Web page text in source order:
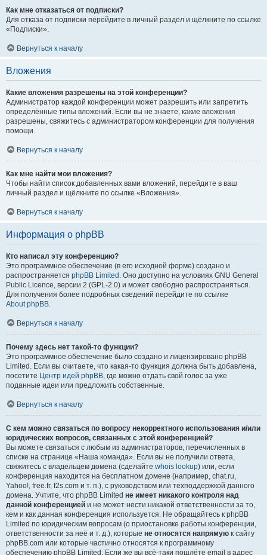
Как мне отказаться от подписки?
Для отказа от подписки перейдите в личный раздел и щёлкните по ссылке
«Подписки».
Вернуться к началу
Вложения
Какие вложения разрешены на этой конференции?
Администратор каждой конференции может разрешить или запретить
определённые типы вложений. Если вы не знаете, какие вложения
разрешены, свяжитесь с администратором конференции для получения
помощи.
Вернуться к началу
Как мне найти мои вложения?
Чтобы найти список добавленных вами вложений, перейдите в ваш
личный раздел и щёлкните по ссылке «Вложения».
Вернуться к началу
Информация о phpBB
Кто написал эту конференцию?
Это программное обеспечение (в его исходной форме) создано и
распространяется phpBB Limited . Оно доступно на условиях GNU General
Public Licence, версии 2 (GPL-2.0) и может свободно распространяться.
Для получения более подробных сведений перейдите по ссылке
About phpBB.
Вернуться к началу
Почему здесь нет такой-то функции?
Это программное обеспечение было создано и лицензировано phpBB
Limited. Если вы считаете, что какая-то функция должна быть добавлена,
посетите Центр идей phpBB, где можно отдать свой голос за уже
поданные идеи или предложить собственные.
Вернуться к началу
С кем можно связаться по вопросу некорректного использования и/или
юридических вопросов, связанных с этой конференцией?
Вы можете связаться с любым из администраторов, перечисленных в
списке на странице «Наша команда». Если вы не получили ответа,
свяжитесь с владельцем домена (сделайте whois lookup) или, если
конференция находится на бесплатном домене (например, chat.ru,
Yahoo!, free.fr, f2s.com и т. п.), с руководством или техподдержкой данного
домена. Учтите, что phpBB Limited не имеет никакого контроля над
данной конференцией и не может нести никакой ответственности за то,
кем и как данная конференция используется. Не обращайтесь к phpBB
Limited по юридическим вопросам (о приостановке работы конференции,
ответственности за неё и т. д.), которые не относятся напрямую к сайту
phpBB.com или которые частично относятся к программному
обеспечению phpBB Limited. Если же вы всё-таки пошлёте email в адрес